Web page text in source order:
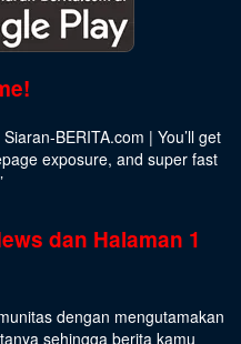
BERITA.com | You’ll get
exposure, and super fast
dan Halaman 1
dengan mengutamakan
sehingga berita kamu